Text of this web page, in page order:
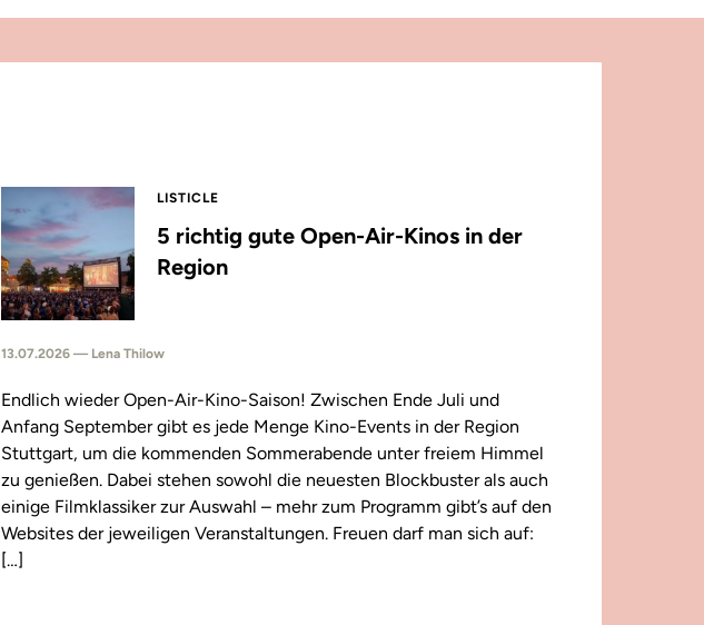
LISTICLE
5 richtig gute Open-Air-Kinos in der
Region
13.07.2026 — Lena Thilow
Endlich wieder Open-Air-Kino-Saison! Zwischen Ende Juli und
Anfang September gibt es jede Menge Kino-Events in der Region
Stuttgart, um die kommenden Sommerabende unter freiem Himmel
zu genießen. Dabei stehen sowohl die neuesten Blockbuster als auch
einige Filmklassiker zur Auswahl – mehr zum Programm gibt’s auf den
Websites der jeweiligen Veranstaltungen. Freuen darf man sich auf:
[…]